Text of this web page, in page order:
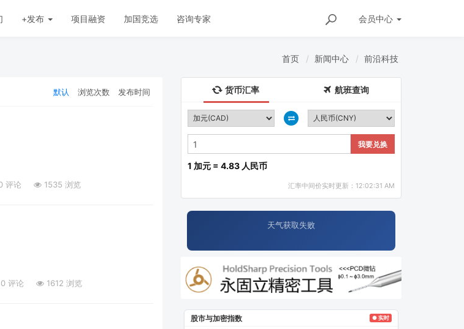
会员中心
+发布 项目融资 加国竞选 咨询专家
首页 新闻中心 前沿科技
默认 浏览次数 发布时间
评论 1535 浏览
0 评论 1612 浏览
货币汇率 航班查询
我要兑换
1 加元 = 4.83 人民币
汇率中间价实时更新：12:02:31 AM
天气获取失败
股市与加密指数 ● 实时